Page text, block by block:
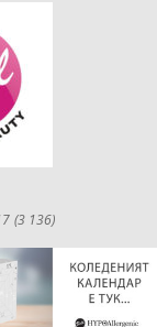
(3 136)